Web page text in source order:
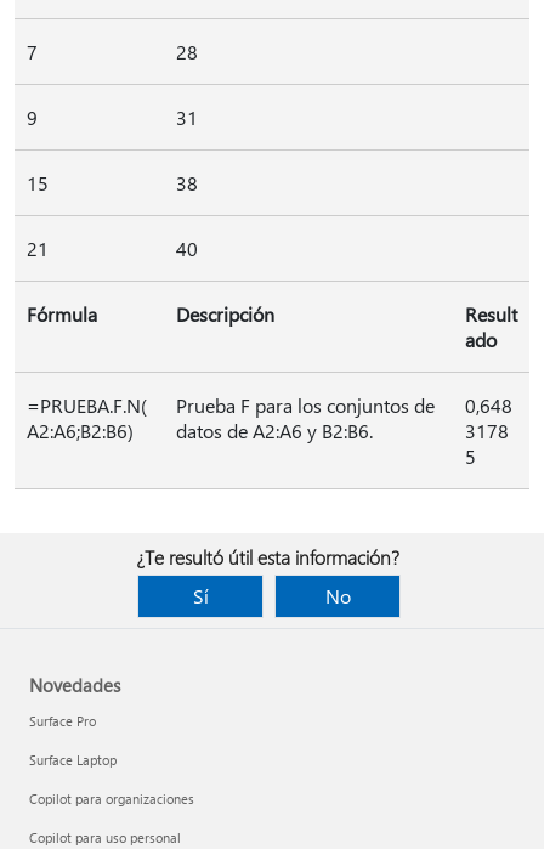
7 28
9 31
15 38
21 40
Fórmula Descripción
Result
ado
=PRUEBA.F.N(
A2:A6;B2:B6)
Prueba F para los conjuntos de
datos de A2:A6 y B2:B6.
0,648
3178
5
¿Te resultó útil esta información?
Sí
No
Novedades
Surface Pro
Surface Laptop
Copilot para organizaciones
Copilot para uso personal